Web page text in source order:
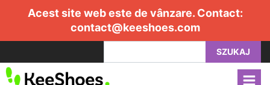
Acest site web este de vânzare. Contact:
contact@keeshoes.com
SZUKAJ